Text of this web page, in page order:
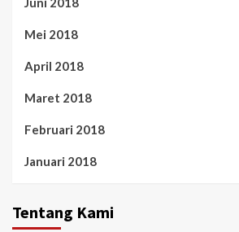
Mei 2018
April 2018
Maret 2018
Februari 2018
Januari 2018
Tentang Kami